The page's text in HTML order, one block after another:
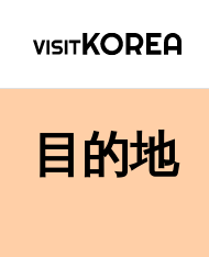
目的地